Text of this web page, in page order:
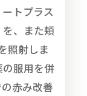
トプラス
を、また頬
照射しま
服用を併
赤み改善